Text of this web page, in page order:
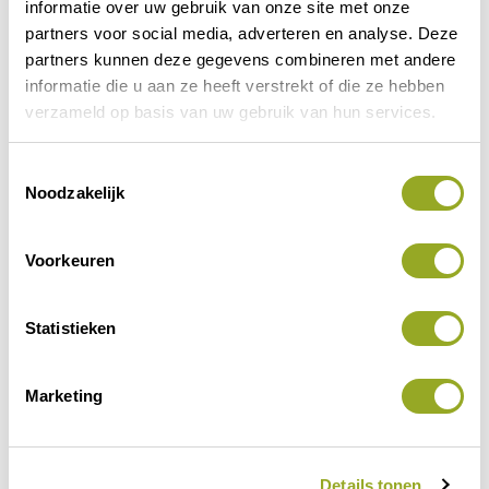
informatie over uw gebruik van onze site met onze
partners voor social media, adverteren en analyse. Deze
partners kunnen deze gegevens combineren met andere
informatie die u aan ze heeft verstrekt of die ze hebben
verzameld op basis van uw gebruik van hun services.
Noodzakelijk
Voorkeuren
Statistieken
Marketing
Details tonen
Vorige korting Volgende korting